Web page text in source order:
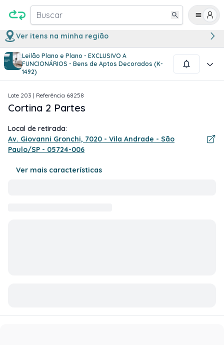
Buscar
Ver itens na minha região
Leilão Plano e Plano - EXCLUSIVO A
FUNCIONÁRIOS - Bens de Aptos Decorados (K-
1492)
1/1
Lote 203 | Referência 68258
Cortina 2 Partes
Local de retirada:
Av. Giovanni Gronchi, 7020 - Vila Andrade - São
Paulo/SP - 05724-006
Ver mais características